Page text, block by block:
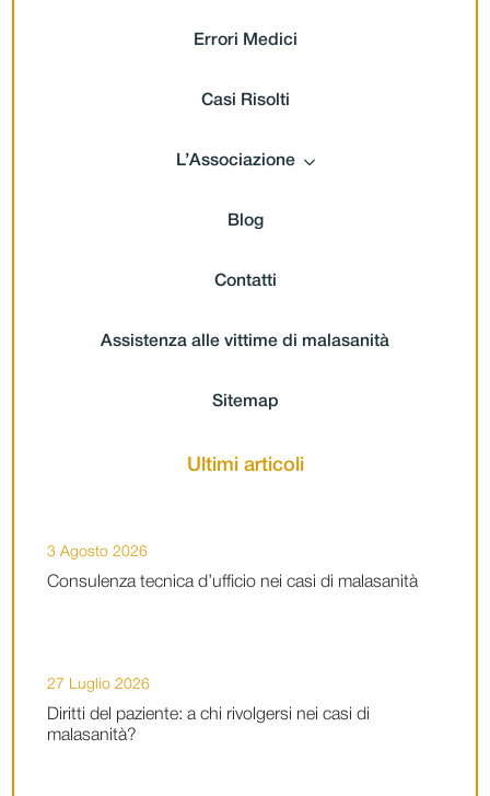
Errori Medici
Casi Risolti
L’Associazione
Blog
Contatti
Assistenza alle vittime di malasanità
Sitemap
Ultimi articoli
Consulenza tecnica d’ufficio nei casi di malasanità
3 Agosto 2026
Diritti del paziente: a chi rivolgersi nei casi di
malasanità?
27 Luglio 2026